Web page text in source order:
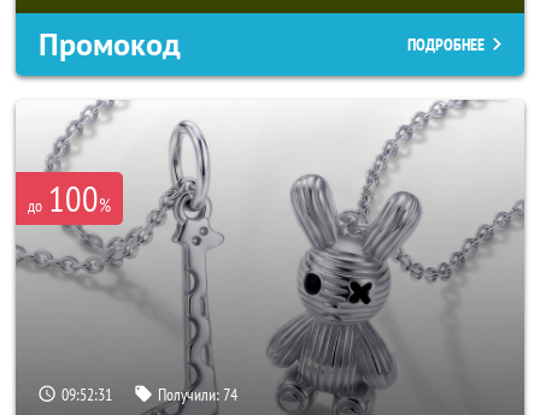
Промокод ПОДРОБНЕЕ
до 100%
09:52:29 Получили:74